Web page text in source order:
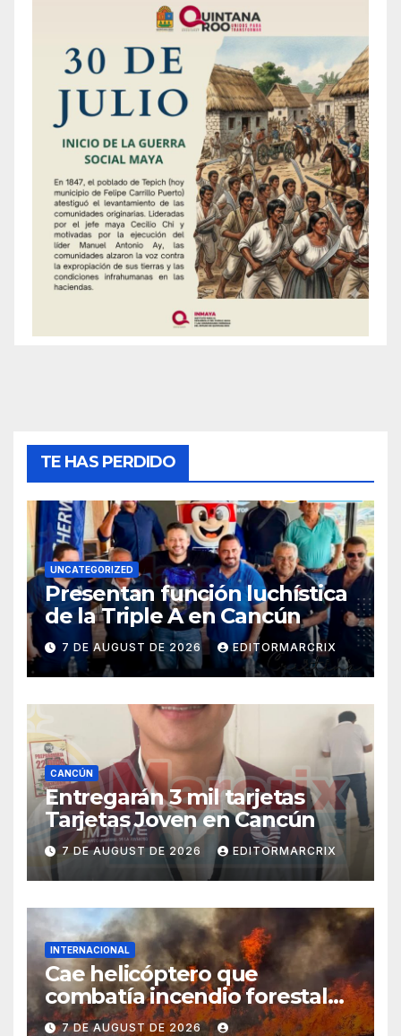
TE HAS PERDIDO
UNCATEGORIZED
Presentan función luchística
de la Triple A en Cancún
7 DE AUGUST DE 2026 EDITORMARCRIX
CANCÚN
Entregarán 3 mil tarjetas
Tarjetas Joven en Cancún
7 DE AUGUST DE 2026 EDITORMARCRIX
INTERNACIONAL
Cae helicóptero que
combatía incendio forestal
en Utah
7 DE AUGUST DE 2026